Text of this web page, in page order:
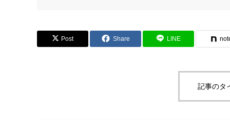
Post Share LINE
記事のタ